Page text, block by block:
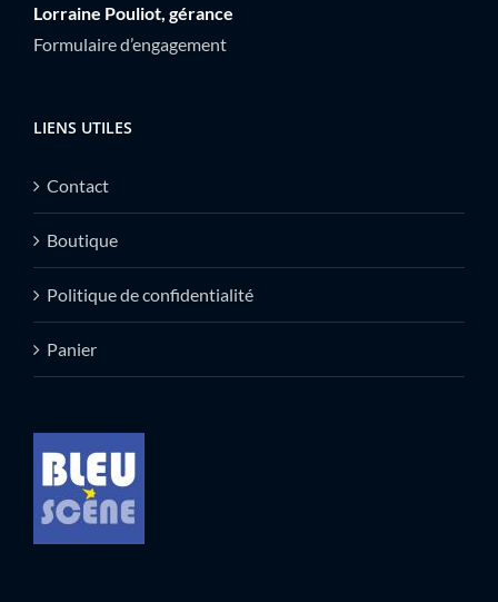
Lorraine Pouliot, gérance
Formulaire d’engagement
LIENS UTILES
Contact
Boutique
Politique de confidentialité
Panier